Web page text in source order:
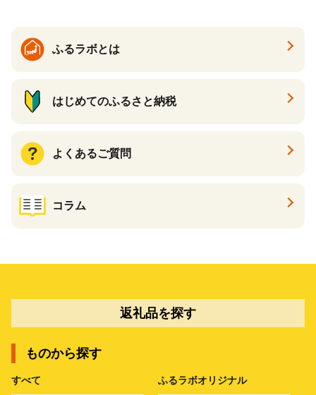
ふるラボとは
はじめてのふるさと納税
よくあるご質問
コラム
返礼品を探す
ものから探す
すべて ふるラボオリジナル